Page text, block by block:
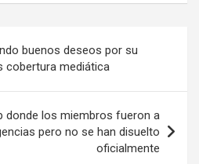
buenos deseos por su
cobertura mediática
donde los miembros fueron a
pero no se han disuelto
oficialmente